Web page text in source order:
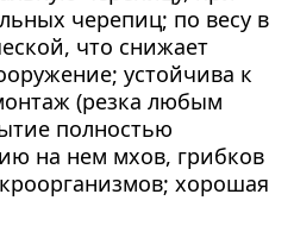
черепиц; по весу в
что снижает
устойчива к
(резка любым
полностью
на нем мхов, грибков
хорошая